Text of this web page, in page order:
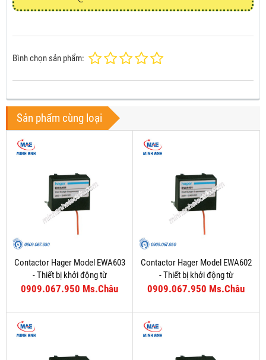
Bình chọn sản phẩm:
Sản phẩm cùng loại
Contactor Hager Model EWA603
- Thiết bị khởi động từ
0909.067.950 Ms.Châu
Contactor Hager Model EWA602
- Thiết bị khởi động từ
0909.067.950 Ms.Châu